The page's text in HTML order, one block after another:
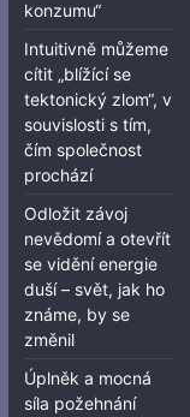
konzumu“
Intuitivně můžeme
cítit „blížící se
tektonický zlom“, v
souvislosti s tím,
čím společnost
prochází
Odložit závoj
nevědomí a otevřít
se vidění energie
duší – svět, jak ho
známe, by se
změnil
Úplněk a mocná
síla požehnání